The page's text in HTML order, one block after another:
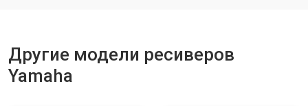
Другие модели ресиверов
Yamaha